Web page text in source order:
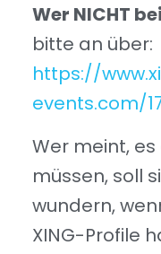
Wer NICHT
bitte an über:
https://
events.com/
Wer meint,
müssen, soll
wundern,
XING-Profile